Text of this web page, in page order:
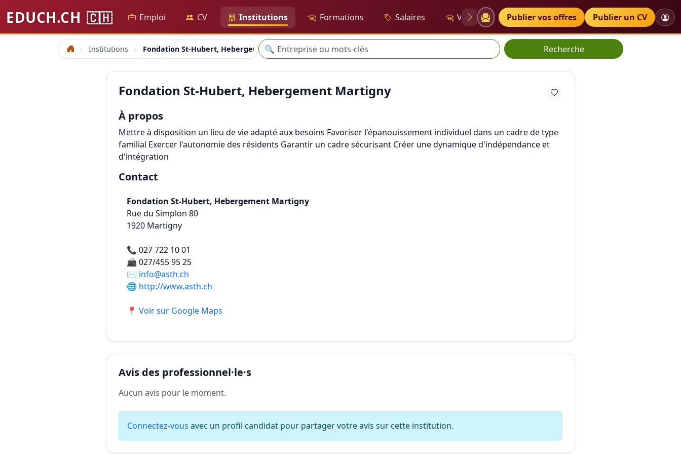
EDUCH.CH 🇨🇭 Emploi CV Institutions Formations Salaires VAE Diplômes Petites annonces
Publier vos offres Publier un CV
Accueil Institutions Fondation St-Hubert, Hebergement Martigny
Recherche
🔍 Recherche
Fondation St-Hubert, Hebergement Martigny
À propos
Mettre à disposition un lieu de vie adapté aux besoins Favoriser l'épanouissement individuel dans un cadre de type
familial Exercer l'autonomie des résidents Garantir un cadre sécurisant Créer une dynamique d'indépendance et
d'intégration
Contact
Fondation St-Hubert, Hebergement Martigny
Rue du Simplon 80
1920 Martigny
📞 027 722 10 01
📠027/455 95 25
✉️ info@asth.ch
🌐 http://www.asth.ch
📍 Voir sur Google Maps
Avis des professionnel·le·s
Aucun avis pour le moment.
Connectez-vous avec un profil candidat pour partager votre avis sur cette institution.